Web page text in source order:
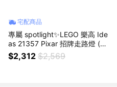
宅配商品
專屬 spotlight✨LEGO 樂高 Ide
as 21357 Pixar 招牌走路燈 (居
家擺設 禮物 DIY積木 生日禮物 )
$2,312 $2,569